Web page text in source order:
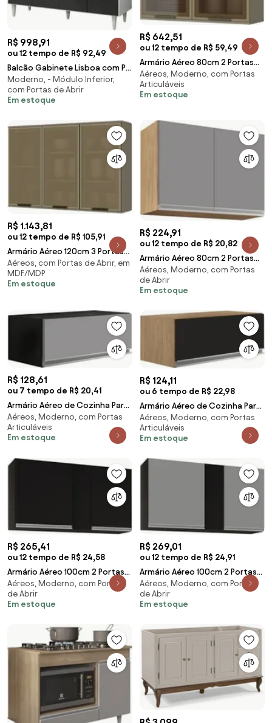
R$ 998,91
ou 12 tempo de R$ 92,49
Balcão Gabinete Lisboa com Pia
Inox 150cm 4 Portas
Branco/Preto - Lumi
Moderno, - Módulo Inferior,
com Portas de Abrir
Em estoque
R$ 642,51
ou 12 tempo de R$ 59,49
Armário Aéreo 80cm 2 Portas
de Vidro Connect Duna/Cristal
- Henn
Aéreos, Moderno, com Portas
Articuláveis
Em estoque
R$ 1.143,81
ou 12 tempo de R$ 105,91
Armário Aéreo 120cm 3 Portas
de Vidro Connect Duna/Cristal
- Henn
Aéreos, com Portas de Abrir, em
MDF/MDP
Em estoque
R$ 224,91
ou 12 tempo de R$ 20,82
Armário Aéreo 80cm 2 Portas
Califórnia Castanho/Cinza -
Lumil Móveis
Aéreos, Moderno, com Portas
de Abrir
Em estoque
R$ 128,61
ou 7 tempo de R$ 20,41
Armário Aéreo de Cozinha Para
Geladeira 70cm Texas
Preto/Cinza - Lumil
Aéreos, Moderno, com Portas
Articuláveis
Em estoque
R$ 124,11
ou 6 tempo de R$ 22,98
Armário Aéreo de Cozinha Para
Geladeira 70cm Texas
Castanho/Preto - Lu
Aéreos, Moderno, com Portas
Articuláveis
Em estoque
R$ 265,41
ou 12 tempo de R$ 24,58
Armário Aéreo 100cm 2 Portas
Indiana Preto - Lumil Móveis
Aéreos, Moderno, com Portas
de Abrir
Em estoque
R$ 269,01
ou 12 tempo de R$ 24,91
Armário Aéreo 100cm 2 Portas
Indiana Preto/Cinza - Lumil
Móveis
Aéreos, Moderno, com Portas
de Abrir
Em estoque